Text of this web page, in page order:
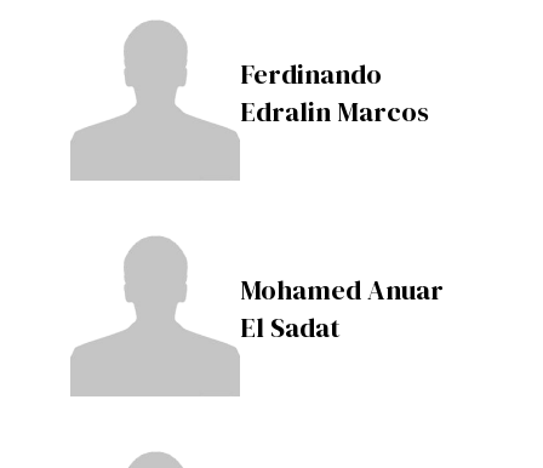
Ferdinando
Edralin Marcos
Mohamed Anuar
El Sadat